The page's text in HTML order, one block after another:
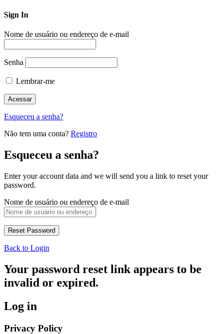
Sign In
Nome de usuário ou endereço de e-mail
Senha
Lembrar-me
Esqueceu a senha?
Não tem uma conta? Registro
Esqueceu a senha?
Enter your account data and we will send you a link to reset your
password.
Nome de usuário ou endereço de e-mail
Back to Login
Your password reset link appears to be
invalid or expired.
Log in
Privacy Policy